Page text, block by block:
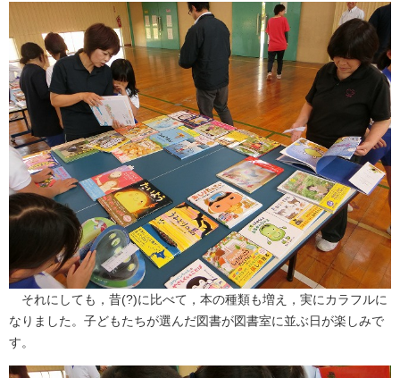
それにしても，昔(?)に比べて，本の種類も増え，実にカラフルに
なりました。子どもたちが選んだ図書が図書室に並ぶ日が楽しみで
す。